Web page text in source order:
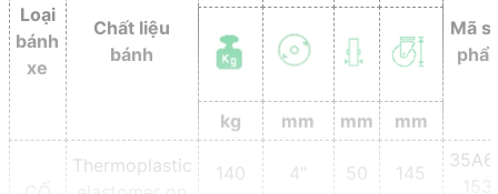
Loại
bánh
xe
Chất liệu
bánh
Mã
kg mm mm mm
Thermoplastic
140 4" 50 145